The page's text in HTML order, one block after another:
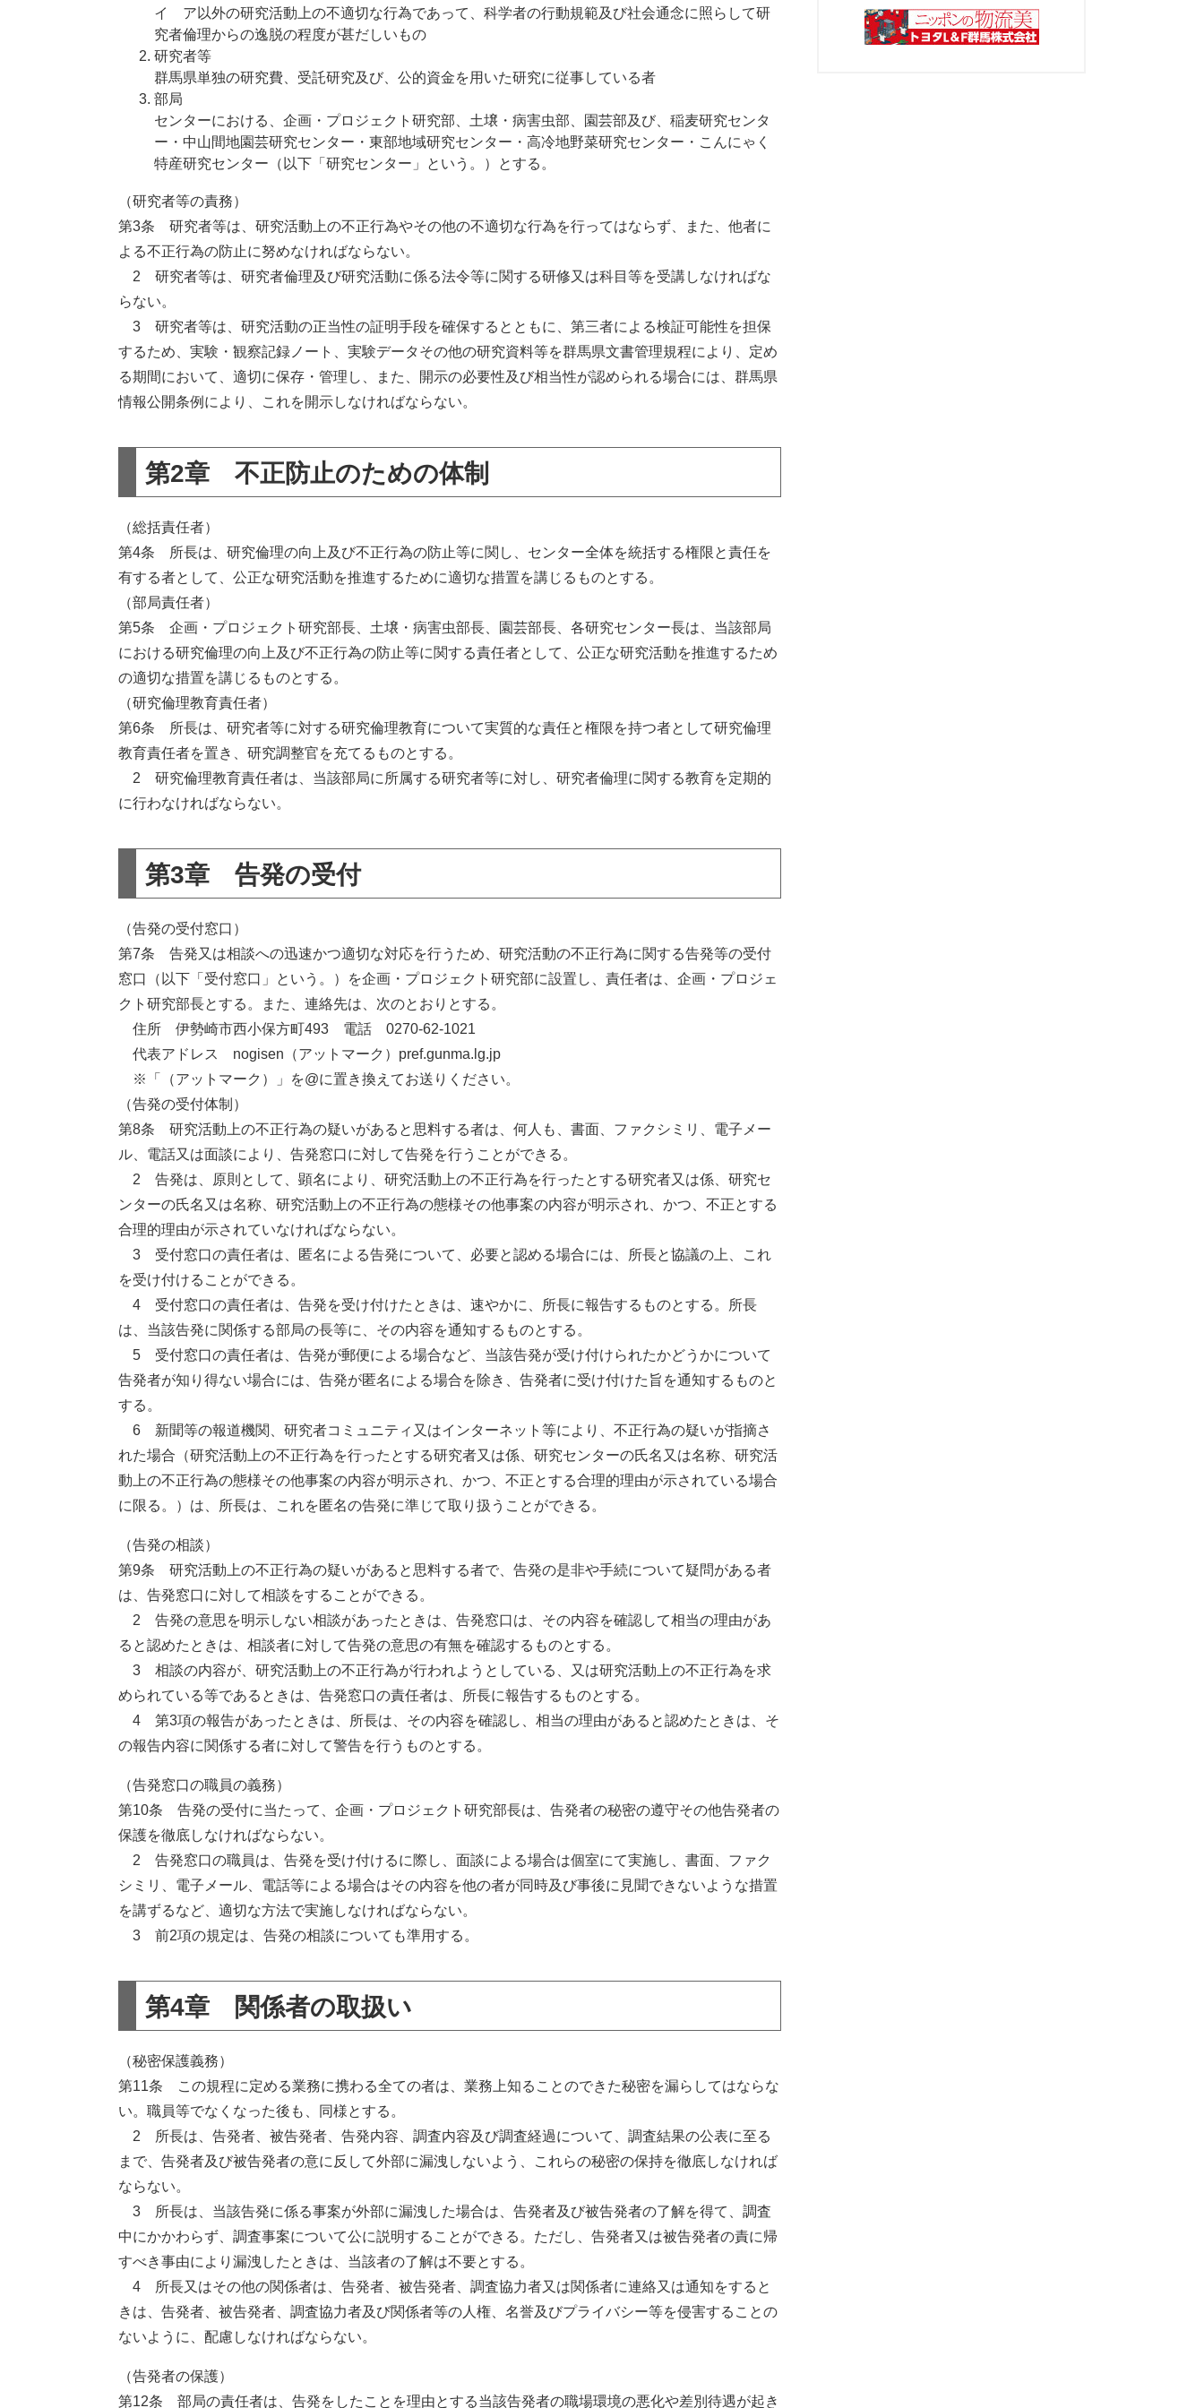
イ ア以外の研究活動上の不適切な行為であって、科学者の行動規範及び社会通念に照らして研
究者倫理からの逸脱の程度が甚だしいもの
研究者等
群馬県単独の研究費、受託研究及び、公的資金を用いた研究に従事している者
部局
センターにおける、企画・プロジェクト研究部、土壌・病害虫部、園芸部及び、稲麦研究センタ
ー・中山間地園芸研究センター・東部地域研究センター・高冷地野菜研究センター・こんにゃく
特産研究センター（以下「研究センター」という。）とする。
（研究者等の責務）
第3条 研究者等は、研究活動上の不正行為やその他の不適切な行為を行ってはならず、また、他者に
よる不正行為の防止に努めなければならない。
2 研究者等は、研究者倫理及び研究活動に係る法令等に関する研修又は科目等を受講しなければな
らない。
3 研究者等は、研究活動の正当性の証明手段を確保するとともに、第三者による検証可能性を担保
するため、実験・観察記録ノート、実験データその他の研究資料等を群馬県文書管理規程により、定め
る期間において、適切に保存・管理し、また、開示の必要性及び相当性が認められる場合には、群馬県
情報公開条例により、これを開示しなければならない。
第2章 不正防止のための体制
（総括責任者）
第4条 所長は、研究倫理の向上及び不正行為の防止等に関し、センター全体を統括する権限と責任を
有する者として、公正な研究活動を推進するために適切な措置を講じるものとする。
（部局責任者）
第5条 企画・プロジェクト研究部長、土壌・病害虫部長、園芸部長、各研究センター長は、当該部局
における研究倫理の向上及び不正行為の防止等に関する責任者として、公正な研究活動を推進するため
の適切な措置を講じるものとする。
（研究倫理教育責任者）
第6条 所長は、研究者等に対する研究倫理教育について実質的な責任と権限を持つ者として研究倫理
教育責任者を置き、研究調整官を充てるものとする。
2 研究倫理教育責任者は、当該部局に所属する研究者等に対し、研究者倫理に関する教育を定期的
に行わなければならない。
第3章 告発の受付
（告発の受付窓口）
第7条 告発又は相談への迅速かつ適切な対応を行うため、研究活動の不正行為に関する告発等の受付
窓口（以下「受付窓口」という。）を企画・プロジェクト研究部に設置し、責任者は、企画・プロジェ
クト研究部長とする。また、連絡先は、次のとおりとする。
住所 伊勢崎市西小保方町493 電話 0270-62-1021
代表アドレス nogisen（アットマーク）pref.gunma.lg.jp
​※「（アットマーク）」を@に置き換えてお送りください。
（告発の受付体制）
第8条 研究活動上の不正行為の疑いがあると思料する者は、何人も、書面、ファクシミリ、電子メー
ル、電話又は面談により、告発窓口に対して告発を行うことができる。
2 告発は、原則として、顕名により、研究活動上の不正行為を行ったとする研究者又は係、研究セ
ンターの氏名又は名称、研究活動上の不正行為の態様その他事案の内容が明示され、かつ、不正とする
合理的理由が示されていなければならない。
3 受付窓口の責任者は、匿名による告発について、必要と認める場合には、所長と協議の上、これ
を受け付けることができる。
4 受付窓口の責任者は、告発を受け付けたときは、速やかに、所長に報告するものとする。所長
は、当該告発に関係する部局の長等に、その内容を通知するものとする。
5 受付窓口の責任者は、告発が郵便による場合など、当該告発が受け付けられたかどうかについて
告発者が知り得ない場合には、告発が匿名による場合を除き、告発者に受け付けた旨を通知するものと
する。
6 新聞等の報道機関、研究者コミュニティ又はインターネット等により、不正行為の疑いが指摘さ
れた場合（研究活動上の不正行為を行ったとする研究者又は係、研究センターの氏名又は名称、研究活
動上の不正行為の態様その他事案の内容が明示され、かつ、不正とする合理的理由が示されている場合
に限る。）は、所長は、これを匿名の告発に準じて取り扱うことができる。
（告発の相談）
第9条 研究活動上の不正行為の疑いがあると思料する者で、告発の是非や手続について疑問がある者
は、告発窓口に対して相談をすることができる。
2 告発の意思を明示しない相談があったときは、告発窓口は、その内容を確認して相当の理由があ
ると認めたときは、相談者に対して告発の意思の有無を確認するものとする。
3 相談の内容が、研究活動上の不正行為が行われようとしている、又は研究活動上の不正行為を求
められている等であるときは、告発窓口の責任者は、所長に報告するものとする。
4 第3項の報告があったときは、所長は、その内容を確認し、相当の理由があると認めたときは、そ
の報告内容に関係する者に対して警告を行うものとする。
（告発窓口の職員の義務）
第10条 告発の受付に当たって、企画・プロジェクト研究部長は、告発者の秘密の遵守その他告発者の
保護を徹底しなければならない。
2 告発窓口の職員は、告発を受け付けるに際し、面談による場合は個室にて実施し、書面、ファク
シミリ、電子メール、電話等による場合はその内容を他の者が同時及び事後に見聞できないような措置
を講ずるなど、適切な方法で実施しなければならない。
3 前2項の規定は、告発の相談についても準用する。
第4章 関係者の取扱い
（秘密保護義務）
第11条 この規程に定める業務に携わる全ての者は、業務上知ることのできた秘密を漏らしてはならな
い。職員等でなくなった後も、同様とする。
2 所長は、告発者、被告発者、告発内容、調査内容及び調査経過について、調査結果の公表に至る
まで、告発者及び被告発者の意に反して外部に漏洩しないよう、これらの秘密の保持を徹底しなければ
ならない。
3 所長は、当該告発に係る事案が外部に漏洩した場合は、告発者及び被告発者の了解を得て、調査
中にかかわらず、調査事案について公に説明することができる。ただし、告発者又は被告発者の責に帰
すべき事由により漏洩したときは、当該者の了解は不要とする。
4 所長又はその他の関係者は、告発者、被告発者、調査協力者又は関係者に連絡又は通知をすると
きは、告発者、被告発者、調査協力者及び関係者等の人権、名誉及びプライバシー等を侵害することの
ないように、配慮しなければならない。
（告発者の保護）
第12条 部局の責任者は、告発をしたことを理由とする当該告発者の職場環境の悪化や差別待遇が起き